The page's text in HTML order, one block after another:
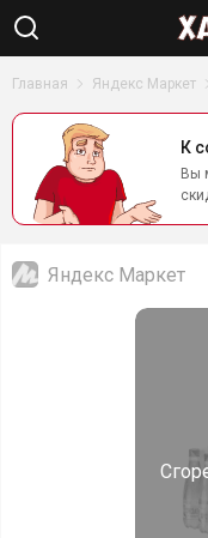
Главная Яндекс Маркет
К
Вы
Яндекс Маркет